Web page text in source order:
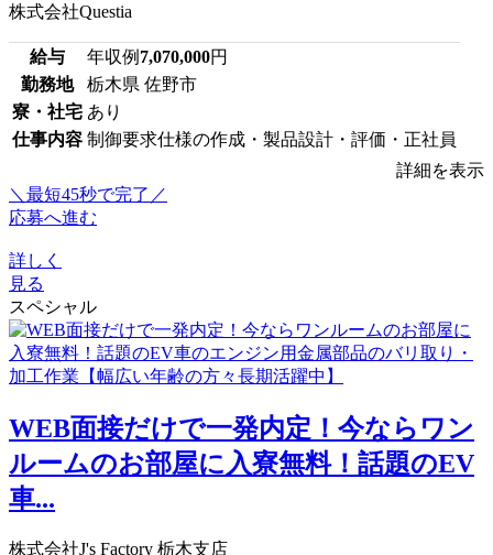
株式会社Questia
給与 年収例 7,070,000円
勤務地
栃木県 佐野市
寮・社宅 あり
仕事内容 制御要求仕様の作成・製品設計・評価・正社員
詳細を表示
＼最短45秒で完了／
応募へ進む
詳しく
見る
スペシャル
WEB面接だけで一発内定！今ならワン
ルームのお部屋に入寮無料！話題のEV
車...
株式会社J's Factory 栃木支店